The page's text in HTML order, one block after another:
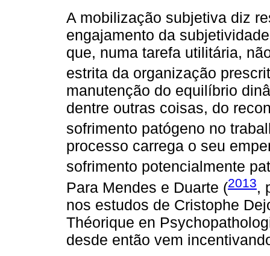
A mobilização subjetiva diz
engajamento da
que, numa tarefa utilitária,
estrita da organização
manutenção do equilíbrio
dentre outras coisas, do
sofrimento patógeno no
processo carrega o seu
sofrimento potencialmente
Para Mendes e Duarte (2013,
nos estudos de Cristophe
Théorique en
desde então vem